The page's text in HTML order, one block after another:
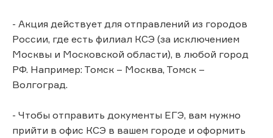
- Акция действует для отправлений из городов
России, где есть филиал КСЭ (за исключением
Москвы и Московской области), в любой город
РФ. Например: Томск – Москва, Томск –
Волгоград.
- Чтобы отправить документы ЕГЭ, вам нужно
прийти в офис КСЭ в вашем городе и оформить